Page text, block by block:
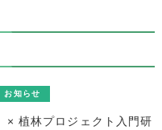
お知らせ
× 植林プロジェクト入門研